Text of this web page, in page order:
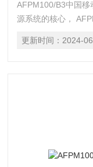
AFPM100/B3中国
源系统的核心，
的工作状态。
更新时间： 2024-